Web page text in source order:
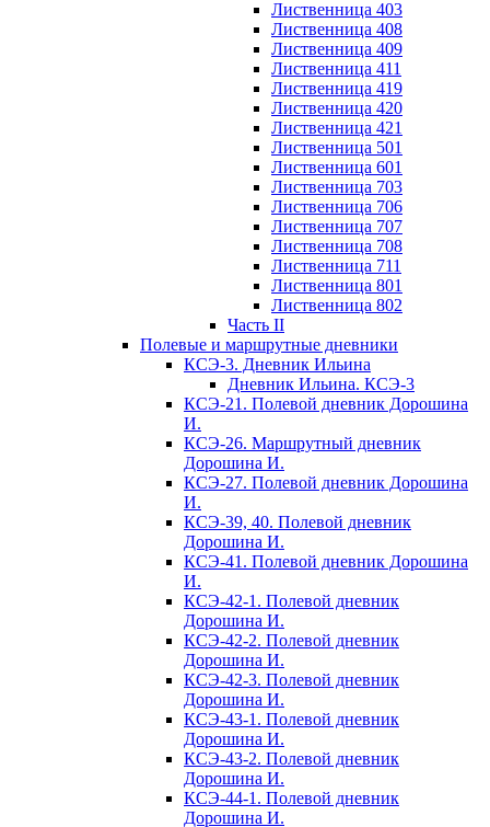
Лиственница 403
Лиственница 408
Лиственница 409
Лиственница 411
Лиственница 419
Лиственница 420
Лиственница 421
Лиственница 501
Лиственница 601
Лиственница 703
Лиственница 706
Лиственница 707
Лиственница 708
Лиственница 711
Лиственница 801
Лиственница 802
Часть II
Полевые и маршрутные дневники
КСЭ-3. Дневник Ильина
Дневник Ильина. КСЭ-3
КСЭ-21. Полевой дневник Дорошина
И.
КСЭ-26. Маршрутный дневник
Дорошина И.
КСЭ-27. Полевой дневник Дорошина
И.
КСЭ-39, 40. Полевой дневник
Дорошина И.
КСЭ-41. Полевой дневник Дорошина
И.
КСЭ-42-1. Полевой дневник
Дорошина И.
КСЭ-42-2. Полевой дневник
Дорошина И.
КСЭ-42-3. Полевой дневник
Дорошина И.
КСЭ-43-1. Полевой дневник
Дорошина И.
КСЭ-43-2. Полевой дневник
Дорошина И.
КСЭ-44-1. Полевой дневник
Дорошина И.